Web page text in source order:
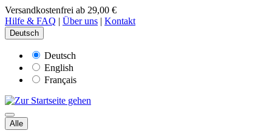
Versandkostenfrei ab 29,00 €
Hilfe & FAQ | Über uns | Kontakt
Deutsch
Deutsch
English
Français
Alle